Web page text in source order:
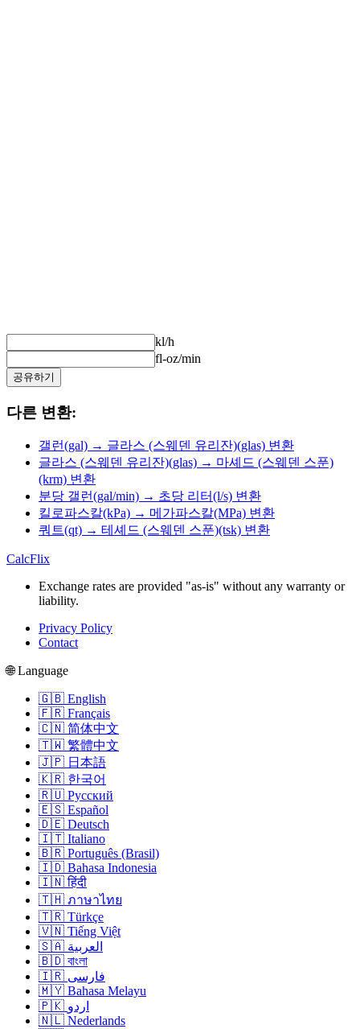
kl/h
fl-oz/min
공유하기
다른 변환:
갤런(gal) → 글라스 (스웨덴 유리잔)(glas) 변환
글라스 (스웨덴 유리잔)(glas) → 마셰드 (스웨덴 스푼)
(krm) 변환
분당 갤런(gal/min) → 초당 리터(l/s) 변환
킬로파스칼(kPa) → 메가파스칼(MPa) 변환
쿼트(qt) → 테셰드 (스웨덴 스푼)(tsk) 변환
CalcFlix
Exchange rates are provided "as-is" without any warranty or
liability.
Privacy Policy
Contact
🌐 Language
🇬🇧 English
🇫🇷 Français
🇨🇳 简体中文
🇹🇼 繁體中文
🇯🇵 日本語
🇰🇷 한국어
🇷🇺 Русский
🇪🇸 Español
🇩🇪 Deutsch
🇮🇹 Italiano
🇧🇷 Português (Brasil)
🇮🇩 Bahasa Indonesia
🇮🇳 हिंदी
🇹🇭 ภาษาไทย
🇹🇷 Türkçe
🇻🇳 Tiếng Việt
🇸🇦 العربية
🇧🇩 বাংলা
🇮🇷 فارسی
🇲🇾 Bahasa Melayu
🇵🇰 اردو
🇳🇱 Nederlands